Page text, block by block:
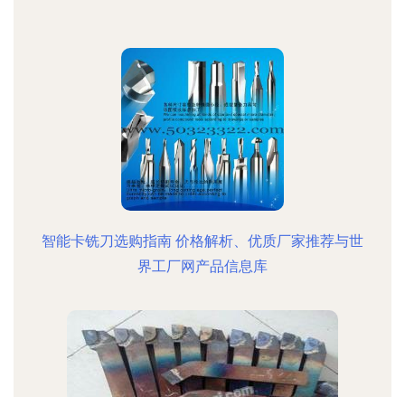
智能卡铣刀选购指南 价格解析、优质厂家推荐与世
界工厂网产品信息库